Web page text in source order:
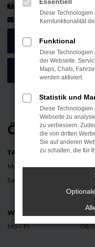
07553 1497
info@autohaushahn.de
ZUM
SO FINDEN
TANKSTELLE UND BÜRO
Mo – Fr
Sa
WERKSTATT
Mo – Fr
Diese
Kernfunktionalität
Funktional
Diese
der Webseite.
Maps, Chats,
werden aktiviert.
Statistik und
Diese
Webseite zu
zu verbessern.
die von dritten
Sie auf anderen
zu schalten, die für